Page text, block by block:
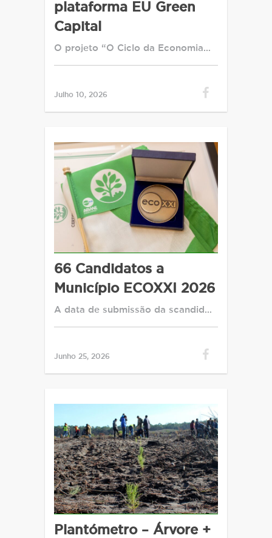
plataforma EU Green
Capital
O projeto “O Ciclo da Economia…
Julho 10, 2026
66 Candidatos a
Município ECOXXI 2026
A data de submissão da scandid…
Junho 25, 2026
Plantómetro – Árvore +